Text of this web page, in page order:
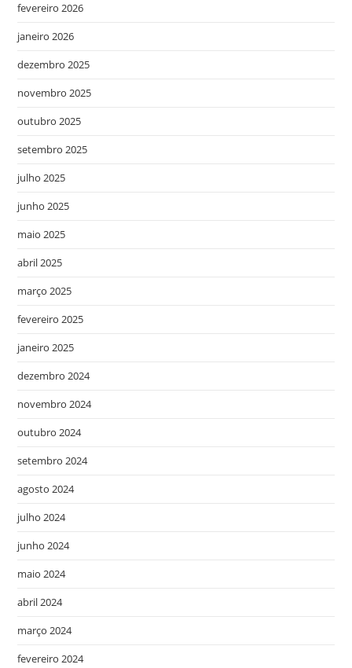
fevereiro 2026
janeiro 2026
dezembro 2025
novembro 2025
outubro 2025
setembro 2025
julho 2025
junho 2025
maio 2025
abril 2025
março 2025
fevereiro 2025
janeiro 2025
dezembro 2024
novembro 2024
outubro 2024
setembro 2024
agosto 2024
julho 2024
junho 2024
maio 2024
abril 2024
março 2024
fevereiro 2024